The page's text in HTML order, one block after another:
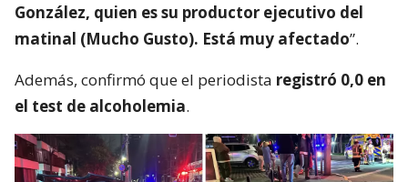
González, quien es su productor ejecutivo del
matinal (Mucho Gusto). Está muy afectado”.
Además, confirmó que el periodista registró 0,0 en
el test de alcoholemia.